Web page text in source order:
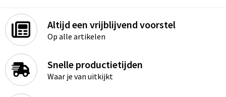
Altijd een vrijblijvend voorstel
Op alle artikelen
Snelle productietijden
Waar je van uitkijkt